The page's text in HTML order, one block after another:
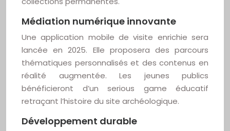
Médiation numérique innovante
Une application mobile de visite enrichie sera
lancée en 2025. Elle proposera des parcours
thématiques personnalisés et des contenus en
réalité augmentée. Les jeunes publics
bénéficieront d’un serious game éducatif
retraçant l’histoire du site archéologique.
Développement durable